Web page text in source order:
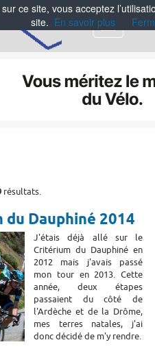
Menu
résultats.
Dauphiné 2014
J'étais déjà allé sur le
Critérium du Dauphiné en
2012 mais j'avais passé
mon tour en 2013. Cette
année, deux étapes
passaient du côté de
l'Ardèche et de la Drôme,
mes terres natales, j'ai
donc décidé de m'y rendre.
ce site, vous acceptez
site. En savoir plus